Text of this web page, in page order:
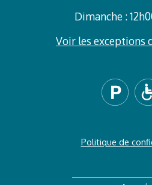
Dimanche :
Voir les exceptions
Politique de